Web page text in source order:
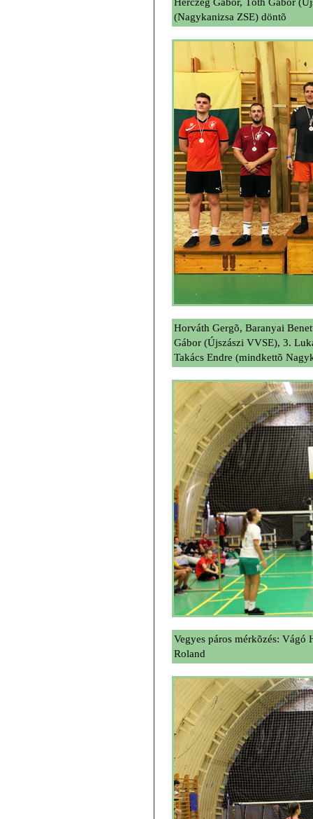
(Nagykanizsa ZSE) döntõ
Horváth Gergõ, Baranyai
Gábor (Újszászi VVSE), 3.
Takács Endre (mindkettõ
Vegyes páros mérkõzés:
Roland